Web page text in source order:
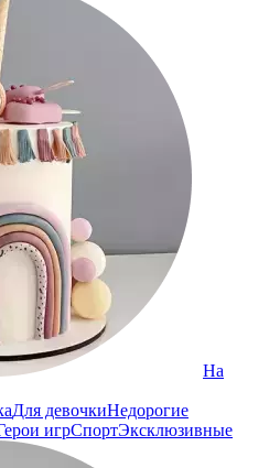
На
Для девочкиНедорогие
игрСпортЭксклюзивные